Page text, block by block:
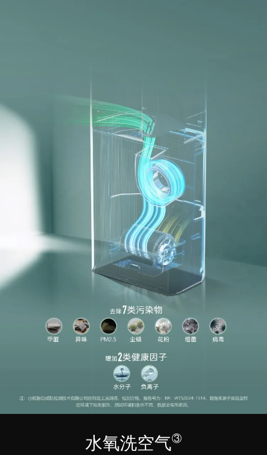
水氧洗空气③